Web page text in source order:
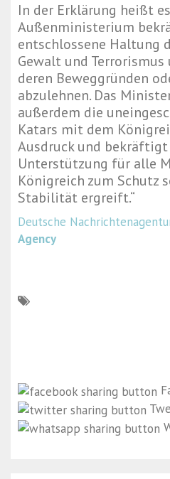
In der Erklärung heißt
Außenministerium
entschlossene Haltung
Gewalt und
deren Beweggründen
abzulehnen. Das
außerdem die
Katars mit dem
Ausdruck und
Unterstützung für alle
Königreich zum Schutz
Stabilität ergreift.“
Deutsche
Agency